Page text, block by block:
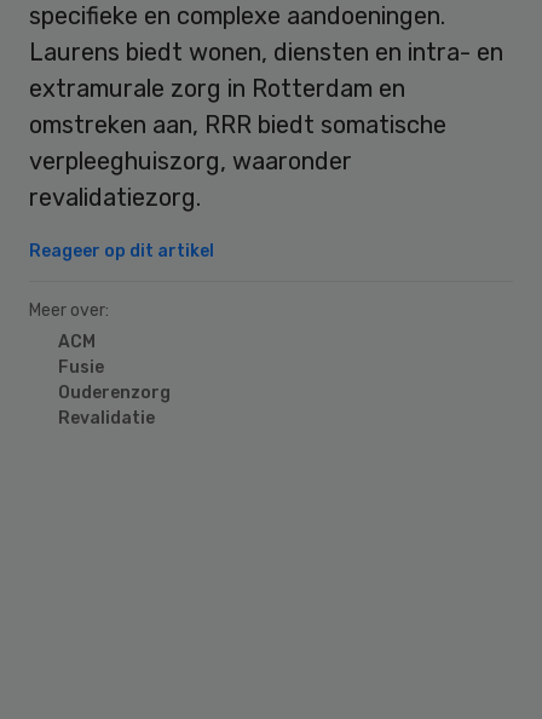
specifieke en complexe aandoeningen.
Laurens biedt wonen, diensten en intra- en
extramurale zorg in Rotterdam en
omstreken aan, RRR biedt somatische
verpleeghuiszorg, waaronder
revalidatiezorg.
Reageer op dit artikel
Meer over:
ACM
Fusie
Ouderenzorg
Revalidatie